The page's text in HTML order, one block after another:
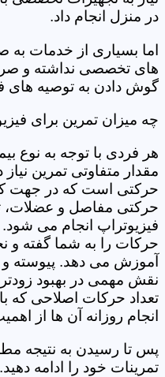
در منزل انجام داد.
اما بسیاری از خدمات به
های تخصصی نداشته و
گوش دادن به توصیه های
چه میزان تمرین برای
هر فردی با توجه به نوع
مقدار متفاوتی تمرین
حرکتی است که در جهت
حرکتی مفاصل و عضلات،
فیزیوتراپ انجام می شود.
حرکات را به شما گفته و
آموزش می دهد. پیوسته
نقش مهمی در بهبود زودتر
تعداد حرکات اصلاحی که
انجام روزانه آن ها از
پس تا رسیدن به نتیجه
تمرینات خود را ادامه دهید.